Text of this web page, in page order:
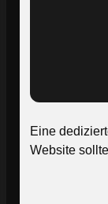
Eine
Website